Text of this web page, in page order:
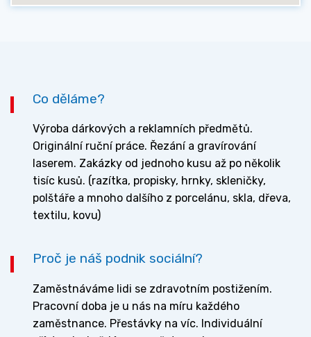
Co děláme?
Výroba dárkových a reklamních předmětů.
Originální ruční práce. Řezání a gravírování
laserem. Zakázky od jednoho kusu až po několik
tisíc kusů. (razítka, propisky, hrnky, skleničky,
polštáře a mnoho dalšího z porcelánu, skla, dřeva,
textilu, kovu)
Proč je náš podnik sociální?
Zaměstnáváme lidi se zdravotním postižením.
Pracovní doba je u nás na míru každého
zaměstnance. Přestávky na víc. Individuální